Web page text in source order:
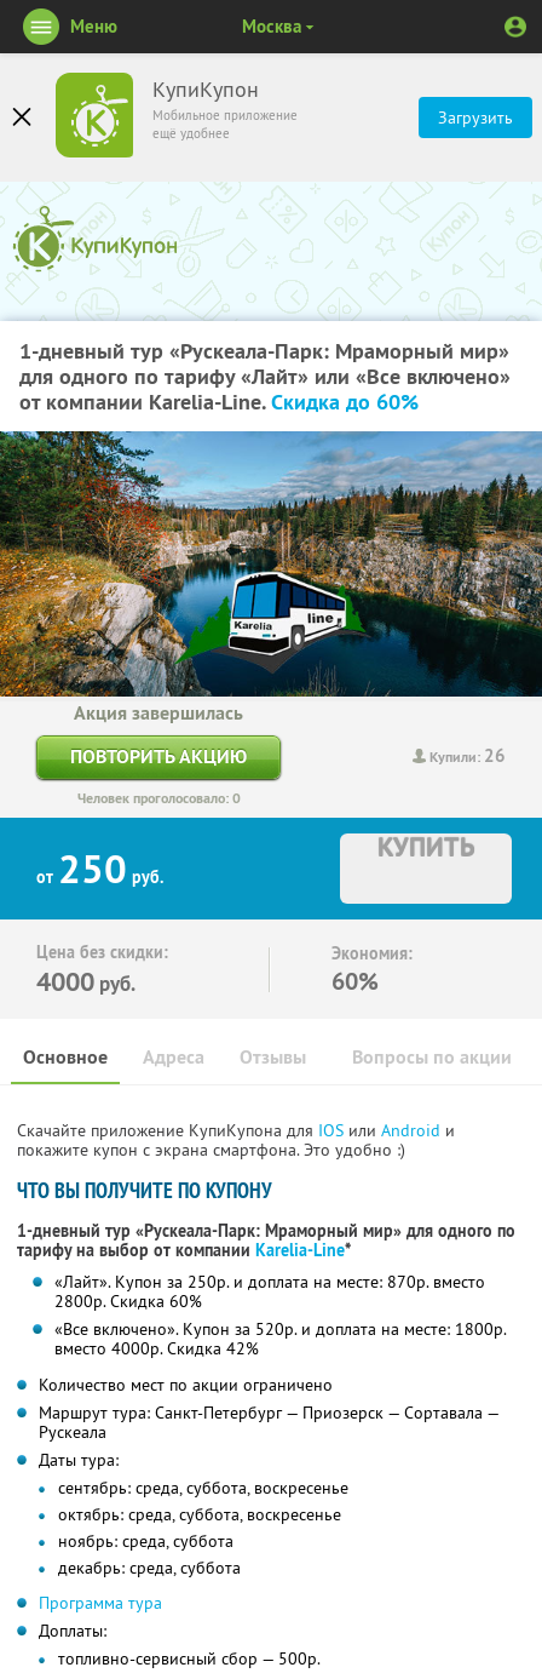
КупиКупон
Мобильное приложение
ещё удобнее
Загрузить
Меню Москва
1-дневный тур «Рускеала-Парк: Мраморный мир»
для одного по тарифу «Лайт» или «Все включено»
от компании Karelia-Line.Скидка до 60%
Купили: 26
Акция завершилась
ПОВТОРИТЬ АКЦИЮ
Человек проголосовало: 0
от 250 руб.
КУПИТЬ
Цена без скидки:
4000 руб.
Экономия:
60%
Основное Отзывы Вопросы по акции
Адреса
Скачайте приложение КупиКупона для IOS или Android и
покажите купон с экрана смартфона. Это удобно :)
ЧТО ВЫ ПОЛУЧИТЕ ПО КУПОНУ
1-дневный тур «Рускеала-Парк: Мраморный мир» для одного по
тарифу на выбор от компании Karelia-Line*
«Лайт». Купон за 250р. и доплата на месте: 870р. вместо
2800р. Скидка 60%
«Все включено». Купон за 520р. и доплата на месте: 1800р.
вместо 4000р.Скидка 42%
Количество мест по акции ограничено
Маршрут тура: Санкт-Петербург — Приозерск — Сортавала —
Рускеала
Даты тура:
сентябрь: среда, суббота, воскресенье
октябрь: среда, суббота, воскресенье
ноябрь: среда, суббота
декабрь: среда, суббота
Программа тура
Доплаты:
топливно-сервисный сбор — 500р.